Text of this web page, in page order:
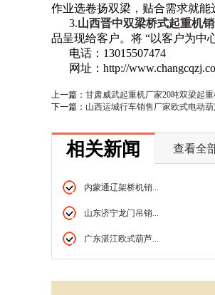
作业选卷扬双梁，贴合需求就能
3.山西晋中双梁桥式起重机
品呈现给客户。将 “以客户为中
电话：13015507474
网址：http://
上一篇： 甘肃威武起重机厂家20吨双梁起
下一篇： 山西运城行车销售厂家欧式电动
相关新闻
内蒙通辽架桥机销...
山东济宁龙门吊销...
广东湛江欧式葫芦...
查看全